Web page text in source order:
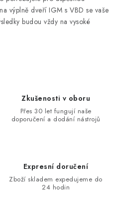
výplně dveří IGM s VBD se vaše
budou vždy na vysoké
Zkušenosti v oboru
Přes 30 let fungují naše
doporučení a dodání nástrojů
Expresní doručení
Zboží skladem expedujeme do
24 hodin